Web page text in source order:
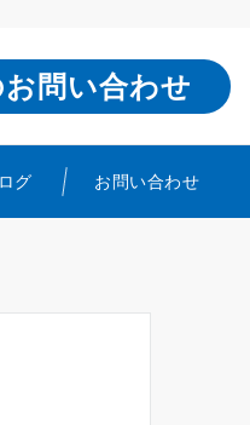
問い合わせ
グ お問い合わせ